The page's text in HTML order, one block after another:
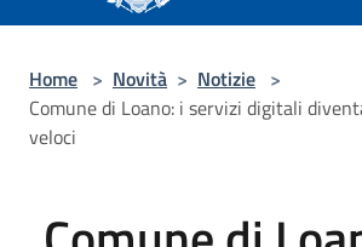
Home > Novità > Notizie >
Comune di Loano: i servizi digitali
veloci